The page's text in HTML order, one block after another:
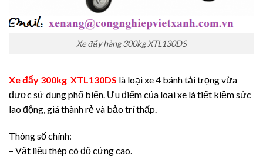
Xe đẩy hàng 300kg XTL130DS
Xe đẩy 300kg XTL130DS là loại xe 4 bánh tải trọng vừa
được sử dụng phổ biến. Ưu điểm của loại xe là tiết kiệm sức
lao động, giá thành rẻ và bảo trí thấp.
Thông số chính:
– Vật liệu thép có độ cứng cao.